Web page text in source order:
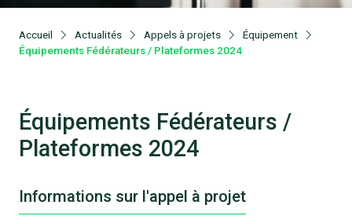
Accueil Actualités Appels à projets
Équipement
Équipements Fédérateurs / Plateformes 2024
Équipements Fédérateurs /
Plateformes 2024
Informations sur l'appel à projet